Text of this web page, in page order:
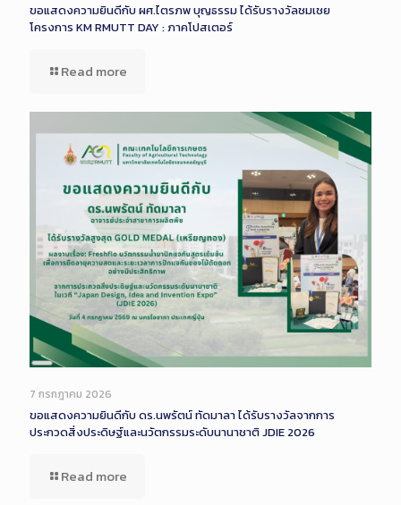
ขอแสดงความยินดีกับ ผศ.ไตรภพ บุญธรรม ได้รับรางวัลชมเชย
โครงการ KM RMUTT DAY : ภาคโปสเตอร์
Read more
Long
Description
7 กรกฎาคม 2026
ขอแสดงความยินดีกับ ดร.นพรัตน์ ทัดมาลา ได้รับรางวัลจากการ
ประกวดสิ่งประดิษฐ์และนวัตกรรมระดับนานาชาติ JDIE 2026
Read more